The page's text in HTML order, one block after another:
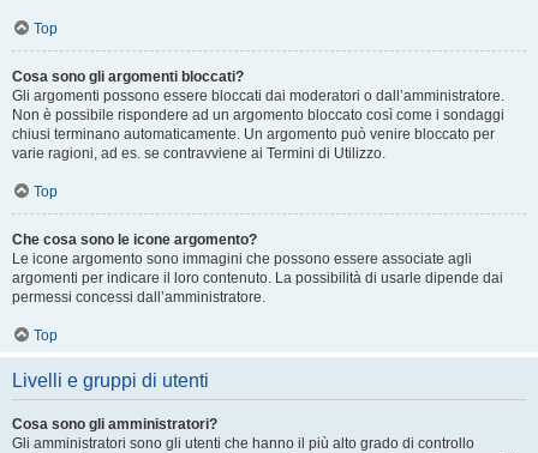
Top
Cosa sono gli argomenti bloccati?
Gli argomenti possono essere bloccati dai moderatori o dall’amministratore.
Non è possibile rispondere ad un argomento bloccato così come i sondaggi
chiusi terminano automaticamente. Un argomento può venire bloccato per
varie ragioni, ad es. se contravviene ai Termini di Utilizzo.
Top
Che cosa sono le icone argomento?
Le icone argomento sono immagini che possono essere associate agli
argomenti per indicare il loro contenuto. La possibilità di usarle dipende dai
permessi concessi dall’amministratore.
Top
Livelli e gruppi di utenti
Cosa sono gli amministratori?
Gli amministratori sono gli utenti che hanno il più alto grado di controllo